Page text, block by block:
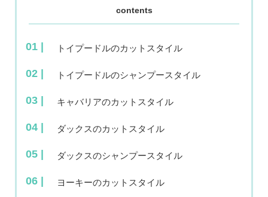
contents
トイプードルのカットスタイル
トイプードルのシャンプースタイル
キャバリアのカットスタイル
ダックスのカットスタイル
ダックスのシャンプースタイル
ヨーキーのカットスタイル